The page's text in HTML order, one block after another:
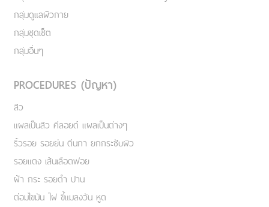
กลุ่มดูแลผิวกาย
กลุ่มชุดเซ็ต
กลุ่มอื่นๆ
PROCEDURES (ปัญหา)
สิว
แผลเป็นสิว คีลอยด์ แผลเป็นต่างๆ
ริ้วรอย รอยย่น ตีนกา ยกกระชับผิว
รอยแดง เส้นเลือดฟอย
ฝ้า กระ รอยดำ ปาน
ต่อมไขมัน ไฝ ขี้แมลงวัน หูด